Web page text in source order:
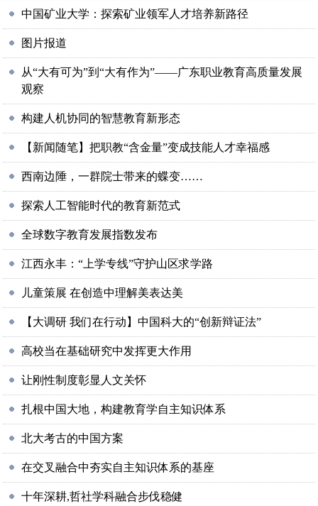
中国矿业大学：探索矿业领军人才培养新路径
图片报道
从“大有可为”到“大有作为”——广东职业教育高质量发展
观察
构建人机协同的智慧教育新形态
【新闻随笔】把职教“含金量”变成技能人才幸福感
西南边陲，一群院士带来的蝶变……
探索人工智能时代的教育新范式
全球数字教育发展指数发布
江西永丰：“上学专线”守护山区求学路
儿童策展 在创造中理解美表达美
【大调研 我们在行动】中国科大的“创新辩证法”
高校当在基础研究中发挥更大作用
让刚性制度彰显人文关怀
扎根中国大地，构建教育学自主知识体系
北大考古的中国方案
在交叉融合中夯实自主知识体系的基座
十年深耕,哲社学科融合步伐稳健